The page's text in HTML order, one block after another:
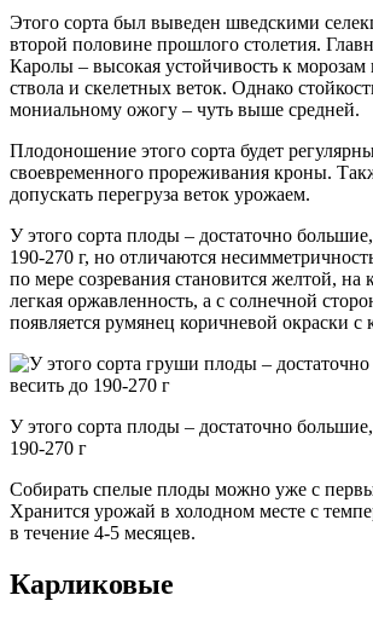
Этого сорта был выведен шведскими
второй половине прошлого столетия.
Каролы – высокая устойчивость к морозам
ствола и скелетных веток. Однако
мониальному ожогу – чуть выше средней.
Плодоношение этого сорта будет
своевременного прореживания кроны.
допускать перегруза веток урожаем.
У этого сорта плоды – достаточно
190-270 г, но отличаются
по мере созревания становится желтой, на
легкая оржавленность, а с солнечной
появляется румянец коричневой окраски
У этого сорта плоды – достаточно
190-270 г
Собирать спелые плоды можно уже с
Хранится урожай в холодном месте с
в течение 4-5 месяцев.
Карликовые